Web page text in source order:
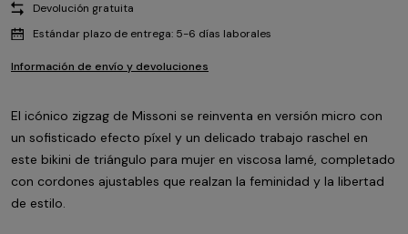
Devolución gratuita
Estándar plazo de entrega: 5-6 días laborales
Información de envío y devoluciones
El icónico zigzag de Missoni se reinventa en versión micro con
un sofisticado efecto píxel y un delicado trabajo raschel en
este bikini de triángulo para mujer en viscosa lamé, completado
con cordones ajustables que realzan la feminidad y la libertad
de estilo.